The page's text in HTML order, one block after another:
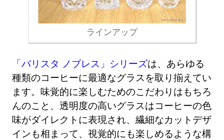
ラインアップ
「バリスタ ノブレス」シリーズは、あらゆる
種類のコーヒーに最適なグラスを取り揃えてい
ます。味覚的に楽しむためのこだわりはもちろ
んのこと、透明度の高いグラスはコーヒーの色
味がダイレクトに表現され、繊細なカットデザ
インも相まって、視覚的にも楽しめるような構